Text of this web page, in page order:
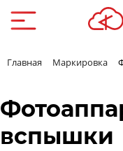
Главная Маркировка
вспышки